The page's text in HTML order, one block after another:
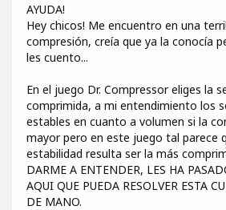
AYUDA!
Hey chicos! Me encuentro en una
compresión, creía que ya la conocía
les cuento...
En el juego Dr. Compressor eliges la
comprimida, a mi entendimiento los
estables en cuanto a volumen si la
mayor pero en este juego tal parece
estabilidad resulta ser la más
DARME A ENTENDER, LES HA
AQUI QUE PUEDA RESOLVER ESTA
DE MANO.